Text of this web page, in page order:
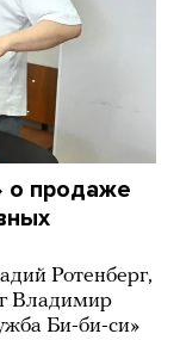
о продаже
Ротенберг,
Владимир
Би-би-си»